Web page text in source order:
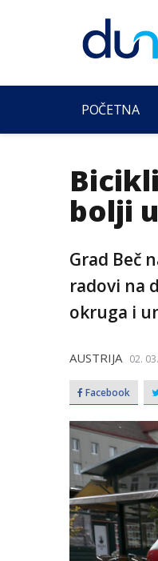
POČETNA
bolji
Grad Beč
radovi na
okruga i
AUSTRIJA 02.
Facebook